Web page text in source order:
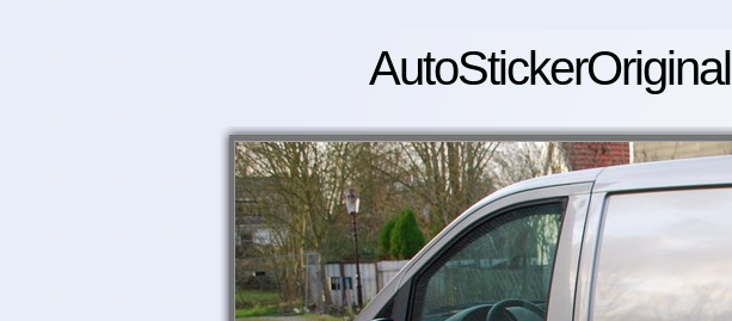
AutoStickerOriginal